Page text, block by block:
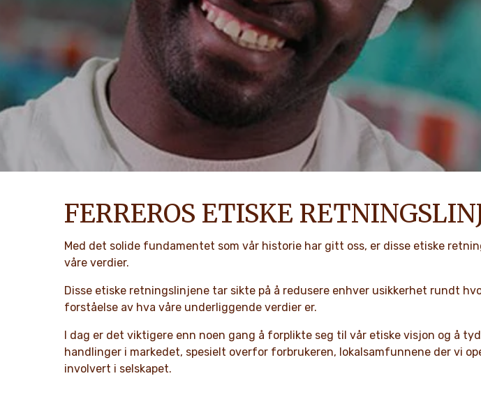
FERREROS ETISKE
Med det solide fundamentet som vår historie har gitt oss, er disse etiske
våre verdier.
Disse etiske retningslinjene tar sikte på å redusere enhver usikkerhet rundt
forståelse av hva våre underliggende verdier er.
I dag er det viktigere enn noen gang å forplikte seg til vår etiske visjon og å
handlinger i markedet, spesielt overfor forbrukeren, lokalsamfunnene der vi
involvert i selskapet.